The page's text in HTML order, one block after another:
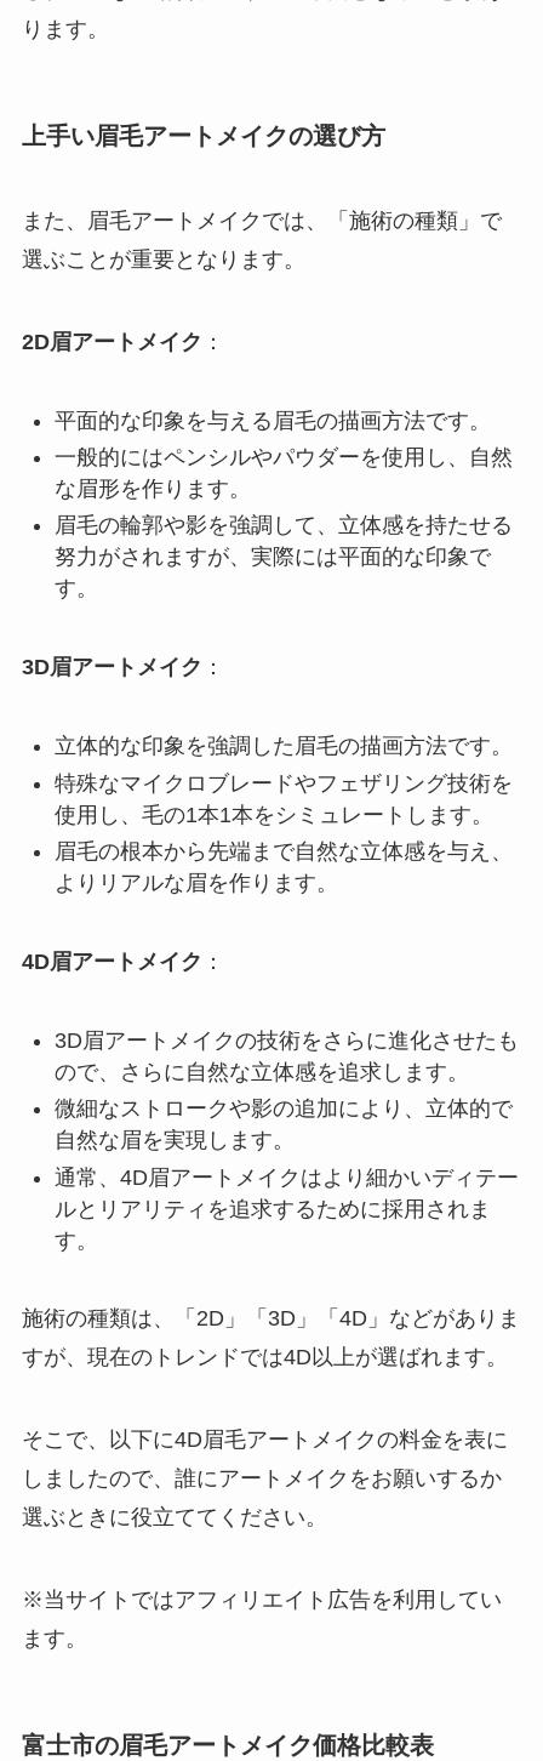
ります。
上手い眉毛アートメイクの選び方
また、眉毛アートメイクでは、「施術の種類」で
選ぶことが重要となります。
2D眉アートメイク ：
平面的な印象を与える眉毛の描画方法です。
一般的にはペンシルやパウダーを使用し、自然
な眉形を作ります。
眉毛の輪郭や影を強調して、立体感を持たせる
努力がされますが、実際には平面的な印象で
す。
3D眉アートメイク ：
立体的な印象を強調した眉毛の描画方法です。
特殊なマイクロブレードやフェザリング技術を
使用し、毛の1本1本をシミュレートします。
眉毛の根本から先端まで自然な立体感を与え、
よりリアルな眉を作ります。
4D眉アートメイク ：
3D眉アートメイクの技術をさらに進化させたも
ので、さらに自然な立体感を追求します。
微細なストロークや影の追加により、立体的で
自然な眉を実現します。
通常、4D眉アートメイクはより細かいディテー
ルとリアリティを追求するために採用されま
す。
施術の種類は、「2D」「3D」「4D」などがありま
すが、現在のトレンドでは4D以上が選ばれます。
そこで、以下に4D眉毛アートメイクの料金を表に
しましたので、誰にアートメイクをお願いするか
選ぶときに役立ててください。
※当サイトではアフィリエイト広告を利用してい
ます。
富士市の眉毛アートメイク価格比較表